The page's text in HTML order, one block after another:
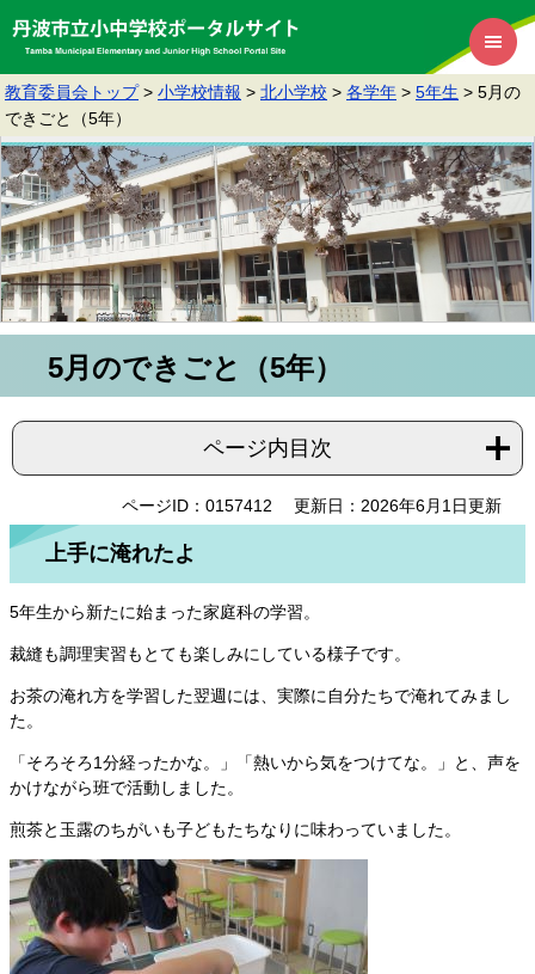
教育委員会トップ > 小学校情報 > 北小学校 > 各学年 > 5年生 > 5月の
できごと（5年）
5月のできごと（5年）
ページ内目次
ページID：0157412 更新日：2026年6月1日更新
上手に淹れたよ
5年生から新たに始まった家庭科の学習。
裁縫も調理実習もとても楽しみにしている様子です。
お茶の淹れ方を学習した翌週には、実際に自分たちで淹れてみまし
た。
「そろそろ1分経ったかな。」「熱いから気をつけてな。」と、声を
かけながら班で活動しました。
煎茶と玉露のちがいも子どもたちなりに味わっていました。